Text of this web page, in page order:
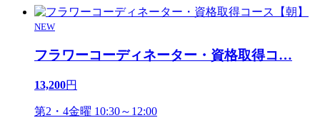
NEW
フラワーコーディネーター・資格取得コ…
13,200円
第2・4金曜 10:30～12:00